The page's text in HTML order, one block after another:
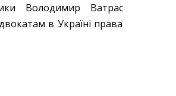
Володимир Ватрас
в Україні права